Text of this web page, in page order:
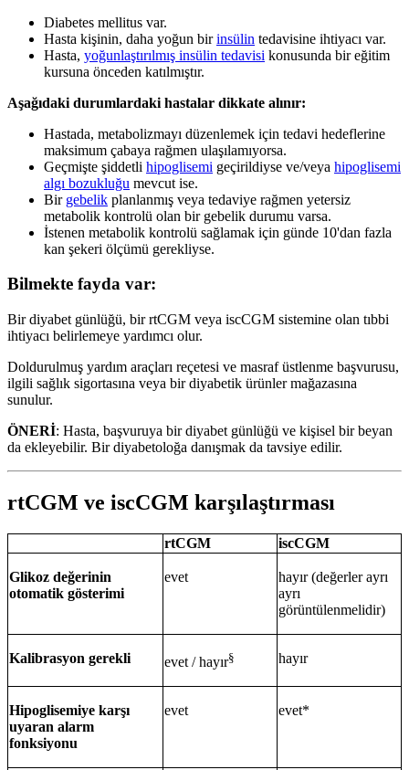
Diabetes mellitus var.
Hasta kişinin, daha yoğun birinsülin tedavisine ihtiyacı var.
Hasta, yoğunlaştırılmış insülin tedavisi konusunda bir eğitim
kursuna önceden katılmıştır.
Aşağıdaki durumlardaki hastalar dikkate alınır:
Hastada, metabolizmayı düzenlemek için tedavi hedeflerine
maksimum çabaya rağmen ulaşılamıyorsa.
Geçmişte şiddetli hipoglisemi geçirildiyse ve/veya hipoglisemi
algı bozukluğu mevcut ise.
Bir gebelik planlanmış veya tedaviye rağmen yetersiz
metabolik kontrolü olan bir gebelik durumu varsa.
İstenen metabolik kontrolü sağlamak için günde 10'dan fazla
kan şekeri ölçümü gerekliyse.
Bilmekte fayda var:
Bir diyabet günlüğü, bir rtCGM veya iscCGM sistemine olan tıbbi
ihtiyacı belirlemeye yardımcı olur.
Doldurulmuş yardım araçları reçetesi ve masraf üstlenme başvurusu,
ilgili sağlık sigortasına veya bir diyabetik ürünler mağazasına
sunulur.
ÖNERİ: Hasta, başvuruya bir diyabet günlüğü ve kişisel bir beyan
da ekleyebilir. Bir diyabetoloğa danışmak da tavsiye edilir.
rtCGM ve iscCGM karşılaştırması
rtCGM iscCGM
Glikoz değerinin
otomatik gösterimi
evet
hayır (değerler ayrı
ayrı
görüntülenmelidir)
Kalibrasyon gerekli evet / hayır§ hayır
Hipoglisemiye karşı
uyaran alarm
fonksiyonu
evet evet*